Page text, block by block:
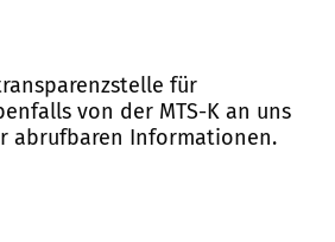
für
von der MTS-K an uns
abrufbaren Informationen.